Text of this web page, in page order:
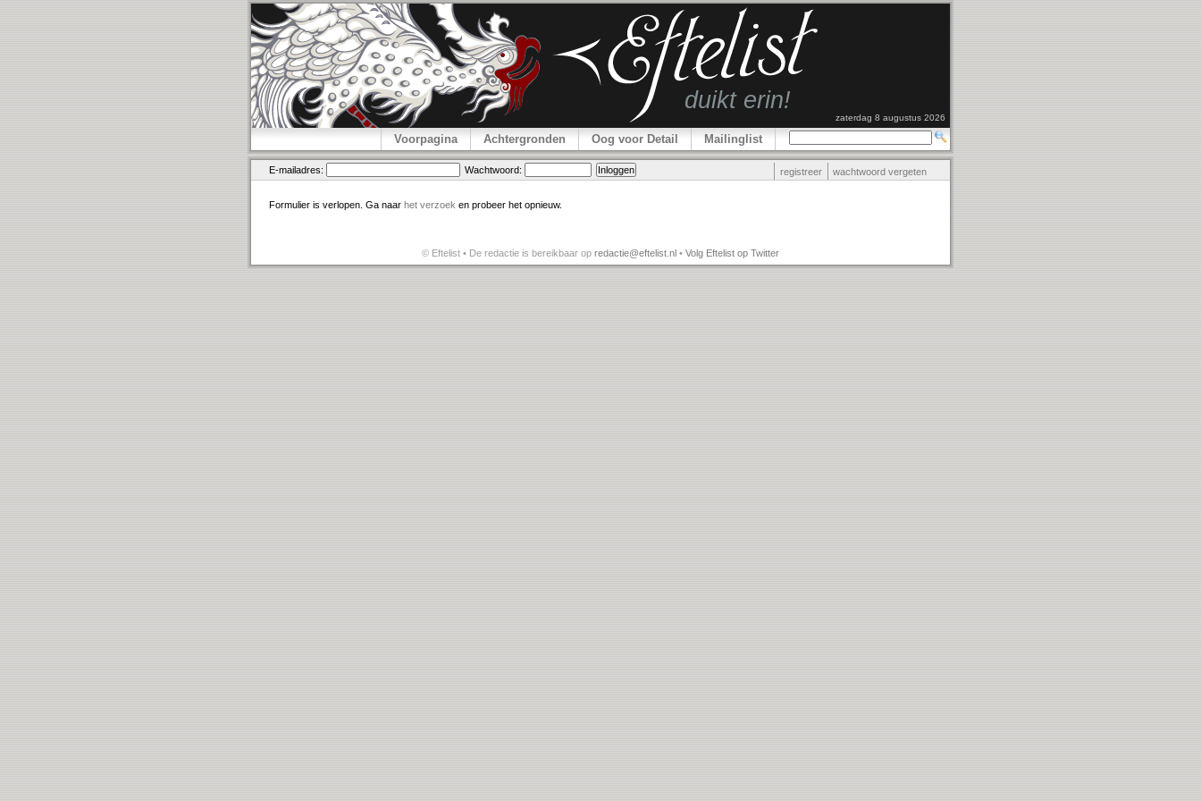
zaterdag 8 augustus 2026
Voorpagina Achtergronden Oog voor Detail Mailinglist
E-mailadres: Wachtwoord: registreer wachtwoord vergeten
Formulier is verlopen. Ga naar het verzoek en probeer het opnieuw.
© Eftelist • De redactie is bereikbaar op redactie@eftelist.nl • Volg Eftelist op Twitter